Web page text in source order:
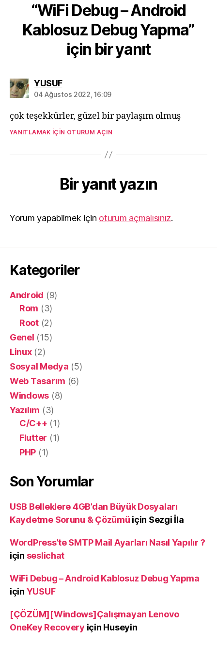
“WiFi Debug – Android
Kablosuz Debug Yapma”
için bir yanıt
YUSUFdiyorki:
04 Ağustos 2022, 16:09
çok teşekkürler, güzel bir paylaşım olmuş
YANITLAMAK IÇIN OTURUM AÇIN
Bir yanıt yazın
Yorum yapabilmek için oturum açmalısınız.
Kategoriler
Android (9)
Rom (3)
Root(2)
Genel (15)
Linux(2)
Sosyal Medya (5)
Web Tasarım (6)
Windows (8)
Yazılım (3)
C/C++ (1)
Flutter (1)
PHP (1)
Son Yorumlar
USB Belleklere 4GB’dan Büyük Dosyaları
Kaydetme Sorunu & Çözümü için Sezgi İla
WordPress’te SMTP Mail Ayarları Nasıl Yapılır ?
için seslichat
WiFi Debug – Android Kablosuz Debug Yapma
için YUSUF
[ÇÖZÜM][Windows]Çalışmayan Lenovo
OneKey Recovery için Huseyin